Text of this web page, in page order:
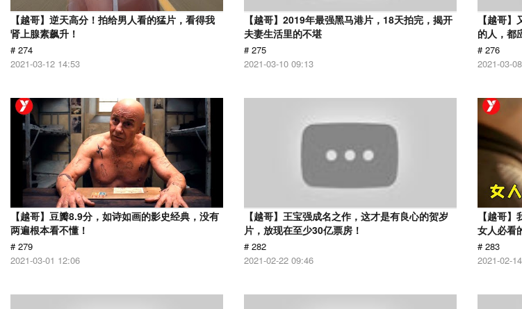
【越哥】逆天高分！拍给男人看的猛片，看得我
肾上腺素飙升！
# 274
2021-03-12 14:53
【越哥】2019年最强黑马港片，18天拍完，揭开
夫妻生活里的不堪
# 275
2021-03-10 09:13
【越哥
的人，都
# 276
2021-03-
【越哥】豆瓣8.9分，如诗如画的影史经典，没有
两遍根本看不懂！
# 279
2021-03-01 12:06
【越哥】王宝强成名之作，这才是有良心的贺岁
片，放现在至少30亿票房！
# 282
2021-02-22 09:46
【越哥
女人必看
# 283
2021-02-